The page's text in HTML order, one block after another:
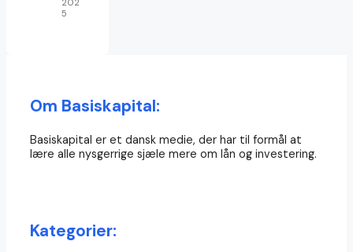
202
5
Om Basiskapital:
Basiskapital er et dansk medie, der har til formål at
lære alle nysgerrige sjæle mere om lån og investering.
Kategorier: